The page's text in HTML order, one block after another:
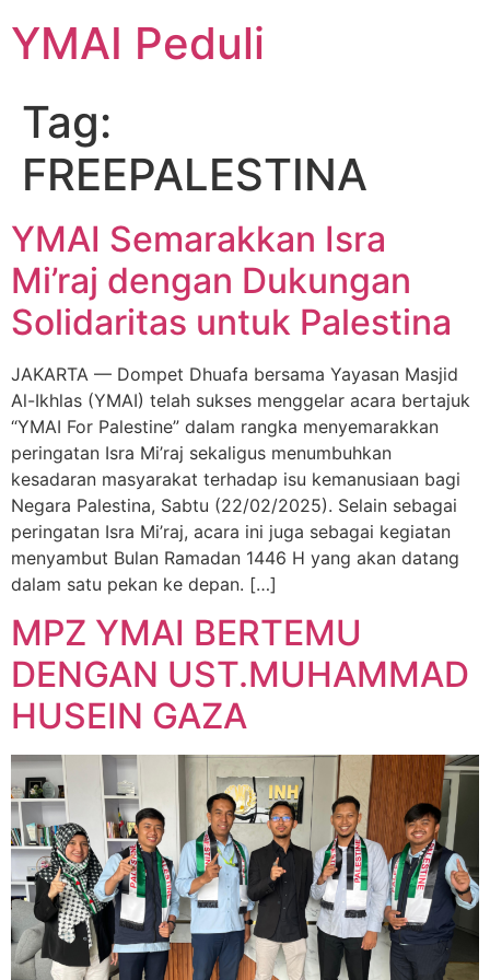
YMAI Peduli
Tag:
FREEPALESTINA
YMAI Semarakkan Isra
Mi’raj dengan Dukungan
Solidaritas untuk Palestina
JAKARTA — Dompet Dhuafa bersama Yayasan Masjid
Al-Ikhlas (YMAI) telah sukses menggelar acara bertajuk
“YMAI For Palestine” dalam rangka menyemarakkan
peringatan Isra Mi’raj sekaligus menumbuhkan
kesadaran masyarakat terhadap isu kemanusiaan bagi
Negara Palestina, Sabtu (22/02/2025). Selain sebagai
peringatan Isra Mi’raj, acara ini juga sebagai kegiatan
menyambut Bulan Ramadan 1446 H yang akan datang
dalam satu pekan ke depan. […]
MPZ YMAI BERTEMU
DENGAN UST.MUHAMMAD
HUSEIN GAZA